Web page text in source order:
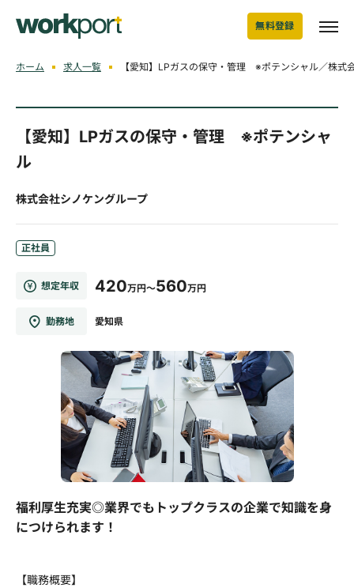
無料登録
ホーム 求人一覧 【愛知】LPガスの保守・管理 ※ポテンシャル／株式
【愛知】LPガスの保守・管理 ※ポテンシャ
ル
株式会社シノケングループ
正社員
想定年収 420万円～560万円
勤務地 愛知県
福利厚生充実◎業界でもトップクラスの企業で知識を身
につけられます！
【職務概要】